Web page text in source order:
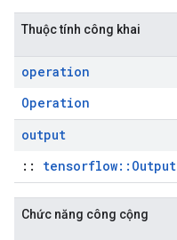
Thuộc tính công khai
operation
Operation
output
:: tensorflow::Output
Chức năng công cộng